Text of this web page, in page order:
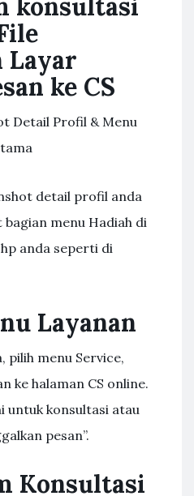
konsultasi
Layar
ke CS
Detail Profil & Menu
detail profil anda
menu Hadiah di
anda seperti di
Layanan
pilih menu Service,
ke halaman CS online.
untuk konsultasi atau
pesan”.
Konsultasi